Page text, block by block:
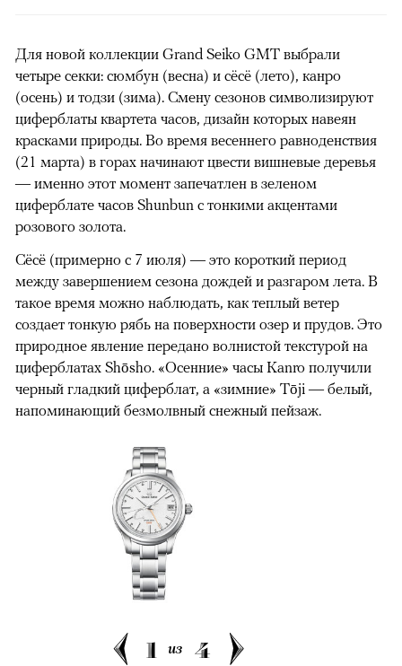
Для новой коллекции Grand Seiko GMT выбрали
четыре секки: сюмбун (весна) и сёсё (лето), канро
(осень) и тодзи (зима). Смену сезонов символизируют
циферблаты квартета часов, дизайн которых навеян
красками природы. Во время весеннего равноденствия
(21 марта) в горах начинают цвести вишневые деревья
— именно этот момент запечатлен в зеленом
циферблате часов Shunbun с тонкими акцентами
розового золота.
Сёсё (примерно с 7 июля) — это короткий период
между завершением сезона дождей и разгаром лета. В
такое время можно наблюдать, как теплый ветер
создает тонкую рябь на поверхности озер и прудов. Это
природное явление передано волнистой текстурой на
циферблатах Shōsho. «Осенние» часы Kanro получили
черный гладкий циферблат, а «зимние» Tōji — белый,
напоминающий безмолвный снежный пейзаж.
1 из 4